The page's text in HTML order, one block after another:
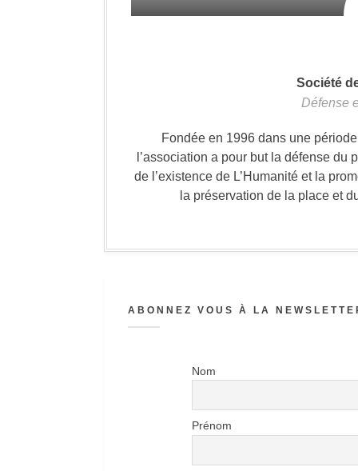
Société
Défense
Fondée en 1996 dans une
l’association a pour but la défense
de l’existence de L’Humanité et la
la préservation de la place et
ABONNEZ VOUS À LA
Nom
Prénom